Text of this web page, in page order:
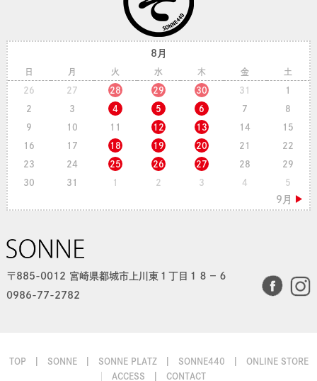
8月
日 月 火 水 木 金 土
26 27 28 29 30 31 1
2 3 4 5 6 7 8
9 10 11 12 13 14 15
16 17 18 19 20 21 22
23 24 25 26 27 28 29
30 31 1 2 3 4 5
〒885-0012 宮崎県都城市上川東１丁目１８−６
0986-77-2782
TOP SONNE SONNE PLATZ SONNE440
ONLINE STORE
ACCESS
CONTACT